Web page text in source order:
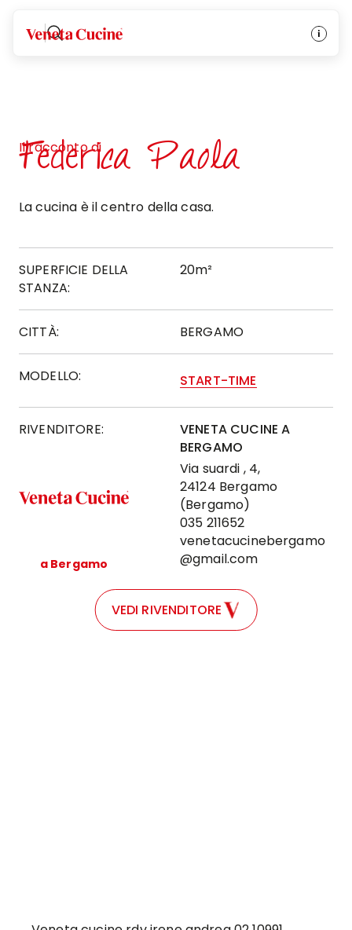
Veneta Cucine
Il racconto di
Federica Paola
La cucina è il centro della casa.
SUPERFICIE DELLA
STANZA:
20m²
CITTÀ: BERGAMO
MODELLO: START-TIME
RIVENDITORE:
a Bergamo
VENETA CUCINE A
BERGAMO
Via suardi , 4,
24124 Bergamo
(Bergamo)
035 211652
venetacucinebergamo
@gmail.com
VEDI RIVENDITORE